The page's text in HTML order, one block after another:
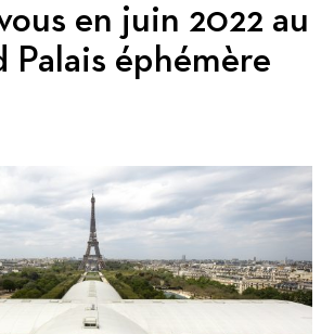
en juin 2022 au
Palais éphémère